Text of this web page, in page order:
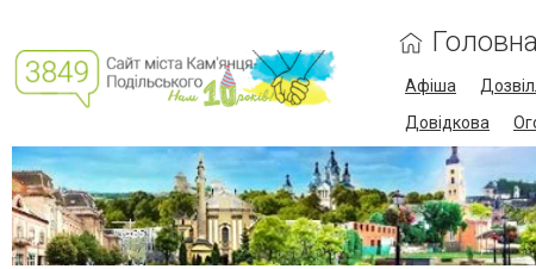
Головна
Афіша
Довідкова